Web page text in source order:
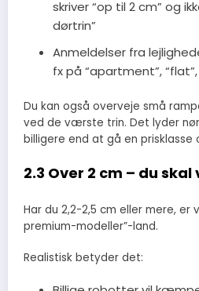
skriver “op til 2 cm” og
dørtrin”
Anmeldelser fra
fx på “apartment”, “flat”,
Du kan også overveje små
ved de værste trin. Det lyder
billigere end at gå en prisklasse
2.3 Over 2 cm – du
Har du 2,2-2,5 cm eller mere, er
premium-modeller”-land.
Realistisk betyder det: